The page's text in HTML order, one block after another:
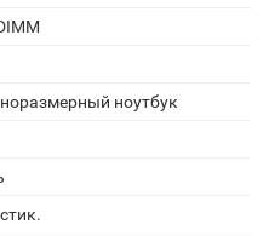
ноутбук